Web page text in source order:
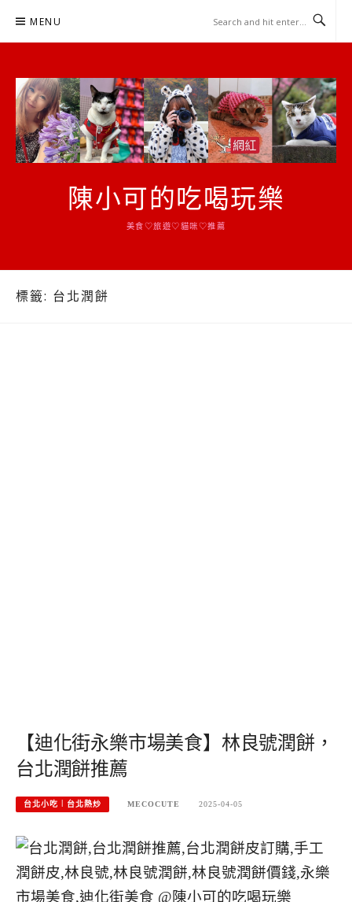
MENU
陳小可的吃喝玩樂
美食♡旅遊♡貓咪♡推薦
標籤: 台北潤餅
【迪化街永樂市場美食】林良號潤餅，
台北潤餅推薦
台北小吃︱台北熱炒 MECOCUTE 2025-04-05